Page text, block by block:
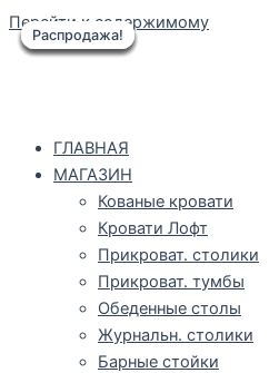
Перейти к содержимому
ГЛАВНАЯ
МАГАЗИН
Кованые кровати
Кровати Лофт
Прикроват. столики
Прикроват. тумбы
Обеденные столы
Журнальн. столики
Барные стойки
Распродажа!
Распродажа!
Распродажа!
Распродажа!
Распродажа!
Распродажа!
Распродажа!